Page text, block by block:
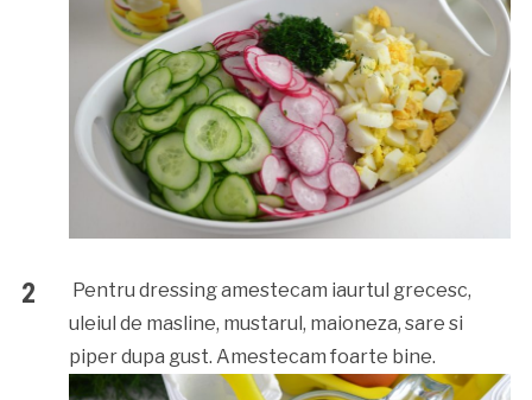
Pentru dressing amestecam iaurtul grecesc,
uleiul de masline, mustarul, maioneza, sare si
piper dupa gust. Amestecam foarte bine.